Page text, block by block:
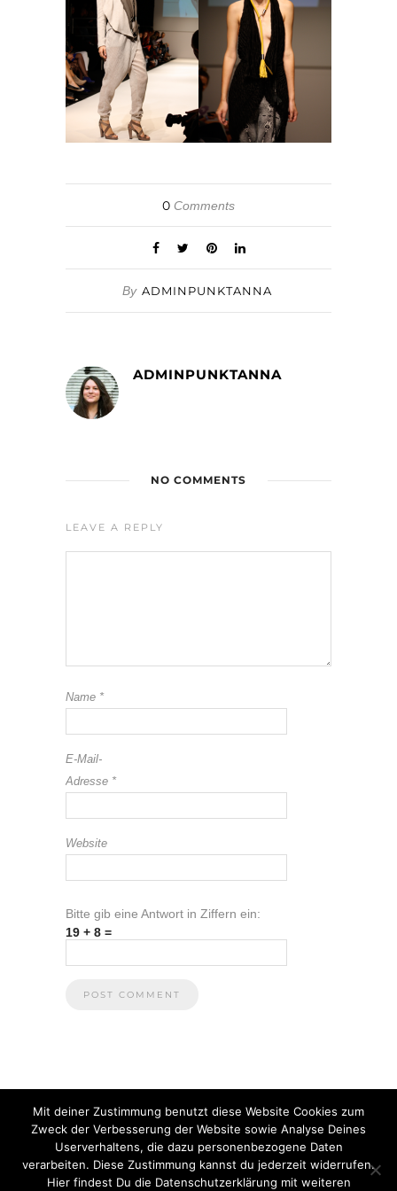
0 Comments
By ADMINPUNKTANNA
ADMINPUNKTANNA
NO COMMENTS
LEAVE A REPLY
Name *
E-Mail-
Adresse *
Website
Bitte gib eine Antwort in Ziffern ein:
19 + 8 =
Mit deiner Zustimmung benutzt diese Website Cookies zum
Zweck der Verbesserung der Website sowie Analyse Deines
Userverhaltens, die dazu personenbezogene Daten
verarbeiten. Diese Zustimmung kannst du jederzeit widerrufen.
Hier findest Du die Datenschutzerklärung mit weiteren